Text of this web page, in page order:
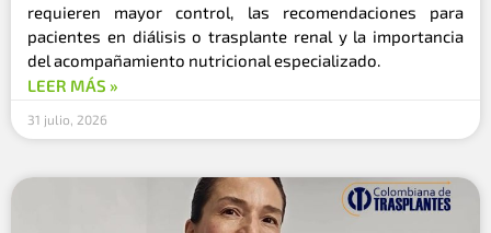
requieren mayor control, las recomendaciones para
pacientes en diálisis o trasplante renal y la importancia
del acompañamiento nutricional especializado.
LEER MÁS »
31 julio, 2026